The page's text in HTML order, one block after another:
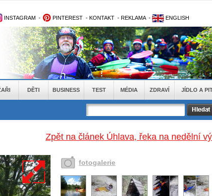
INSTAGRAM - PINTEREST - KONTAKT - REKLAMA - ENGLISH
DĚTI BUSINESS TEST MÉDIA ZDRAVÍ JÍDLO A
Zpět na článek Úhlava, řeka na nedělní
fotogalerie